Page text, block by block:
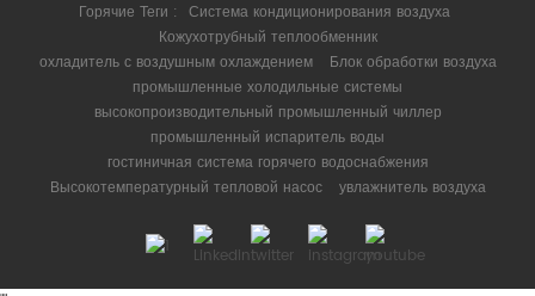
Горячие Теги : Система кондиционирования воздуха
Кожухотрубный теплообменник
охладитель с воздушным охлаждением
Блок обработки воздуха
промышленные холодильные системы
высокопроизводительный промышленный чиллер
промышленный испаритель воды
гостиничная система горячего водоснабжения
Высокотемпературный тепловой насос
увлажнитель воздуха